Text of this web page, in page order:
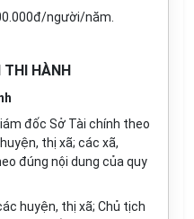
người/năm.
THI HÀNH
đốc Sở Tài chính theo
thị xã; các xã,
đúng nội dung của quy
huyện, thị xã; Chủ tịch